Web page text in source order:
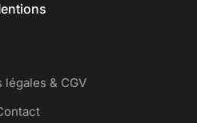
légales & CGV